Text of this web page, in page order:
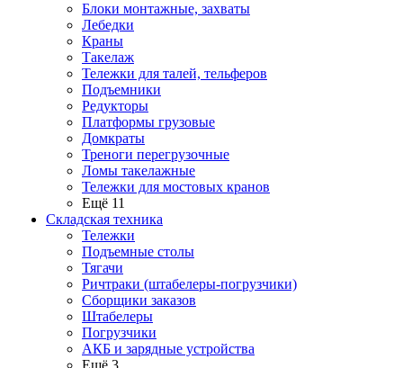
Блоки монтажные, захваты
Лебедки
Краны
Такелаж
Тележки для талей, тельферов
Подъемники
Редукторы
Платформы грузовые
Домкраты
Треноги перегрузочные
Ломы такелажные
Тележки для мостовых кранов
Ещё 11
Складская техника
Тележки
Подъемные столы
Тягачи
Ричтраки (штабелеры-погрузчики)
Сборщики заказов
Штабелеры
Погрузчики
АКБ и зарядные устройства
Ещё 3